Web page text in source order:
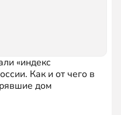
«индекс
Как и от чего в
дом